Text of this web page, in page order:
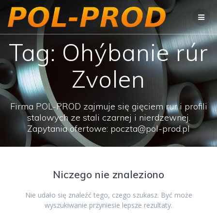
Przejdź
do
treści
Tag: Ohýbanie rúr
Zvolen
Firma POL-PROD zajmuje się gięciem rur i profili
stalowych ze stali czarnej i nierdzewnej.
Zapytania ofertowe: poczta@pol-prod.pl
Niczego nie znaleziono
Nie udało się znaleźć tego, czego szukasz. Być może
wyszukiwanie przyniesie lepsze rezultaty.